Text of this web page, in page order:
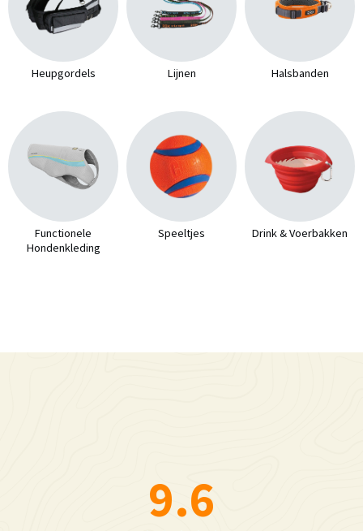
Heupgordels Lijnen Halsbanden
Functionele
Hondenkleding
Speeltjes Drink & Voerbakken
9.6